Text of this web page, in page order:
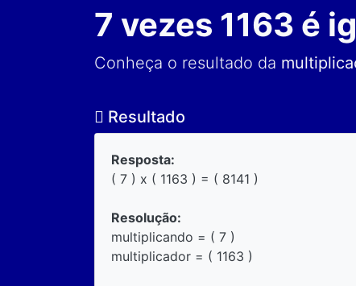
7 vezes 1163 é
Conheça o resultado da
Resultado
Resposta:
( 7 ) x ( 1163 ) = ( 8141 )
Resolução:
multiplicando = ( 7 )
multiplicador = ( 1163 )